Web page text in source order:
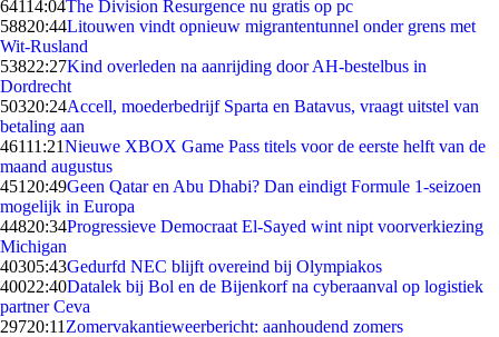
64114:04The Division Resurgence nu gratis op pc
58820:44Litouwen vindt opnieuw migrantentunnel onder grens met
Wit-Rusland
53822:27Kind overleden na aanrijding door AH-bestelbus in
Dordrecht
50320:24Accell, moederbedrijf Sparta en Batavus, vraagt uitstel van
betaling aan
46111:21Nieuwe XBOX Game Pass titels voor de eerste helft van de
maand augustus
451 20:49Geen Qatar en Abu Dhabi? Dan eindigt Formule 1-seizoen
mogelijk in Europa
44820:34Progressieve Democraat El-Sayed wint nipt voorverkiezing
Michigan
40305:43Gedurfd NEC blijft overeind bij Olympiakos
40022:40Datalek bij Bol en de Bijenkorf na cyberaanval op logistiek
partner Ceva
29720:11 Zomervakantieweerbericht: aanhoudend zomers